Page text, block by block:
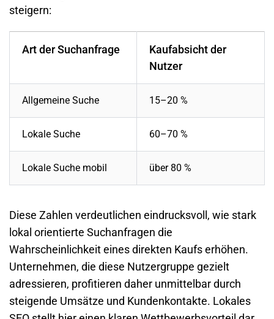
steigern:
Art der Suchanfrage
Kaufabsicht der
Nutzer
Allgemeine Suche 15–20 %
Lokale Suche 60–70 %
Lokale Suche mobil über 80 %
Diese Zahlen verdeutlichen eindrucksvoll, wie stark
lokal orientierte Suchanfragen die
Wahrscheinlichkeit eines direkten Kaufs erhöhen.
Unternehmen, die diese Nutzergruppe gezielt
adressieren, profitieren daher unmittelbar durch
steigende Umsätze und Kundenkontakte. Lokales